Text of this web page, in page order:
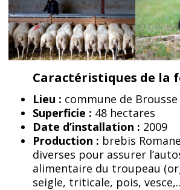
Caractéristiques de la
Lieu : commune de
Superficie : 48 hectares
Date d’installation : 2009
Production : brebis
diverses pour assurer
alimentaire du troupeau
seigle, triticale, pois,